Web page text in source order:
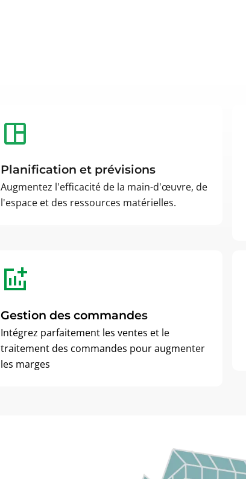
Planification et prévisions
Augmentez l'efficacité de la main-d'œuvre, de
l'espace et des ressources matérielles.
Gestion des commandes
Intégrez parfaitement les ventes et le
traitement des commandes pour augmenter
les marges